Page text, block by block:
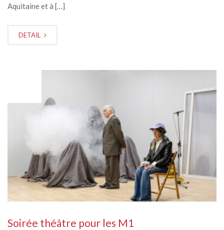
Aquitaine et à […]
DETAIL
Soirée théâtre pour les M1